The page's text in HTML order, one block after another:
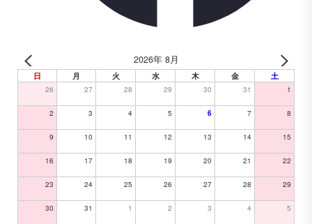
2026年 8月
日 月 火 水 木 金 土
26 27 28 29 30 31 1
2 3 4 5 6 7 8
9 10 11 12 13 14 15
16 17 18 19 20 21 22
23 24 25 26 27 28 29
30 31 1 2 3 4 5